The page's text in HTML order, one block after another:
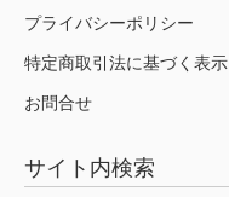
プライバシーポリシー
特定商取引法に基づく表示
お問合せ
サイト内検索